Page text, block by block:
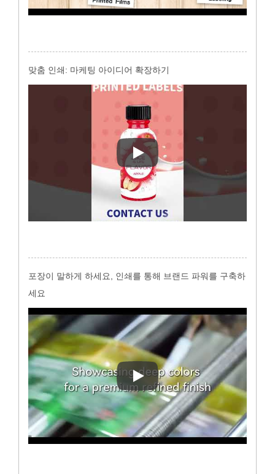
맞춤 인쇄: 마케팅 아이디어 확장하기
맞춤 인쇄: 마케팅 아이디어 확
포장이 말하게 하세요, 인쇄를 통해 브랜드 파워를 구축하
세요
포장이 말하게 하세요, 인쇄를